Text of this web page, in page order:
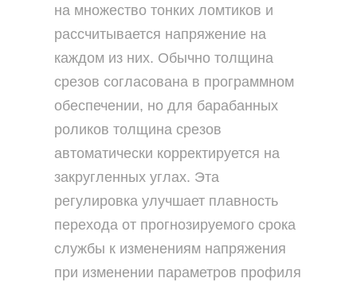
на множество тонких ломтиков и
рассчитывается напряжение на
каждом из них. Обычно толщина
срезов согласована в программном
обеспечении, но для барабанных
роликов толщина срезов
автоматически корректируется на
закругленных углах. Эта
регулировка улучшает плавность
перехода от прогнозируемого срока
службы к изменениям напряжения
при изменении параметров профиля